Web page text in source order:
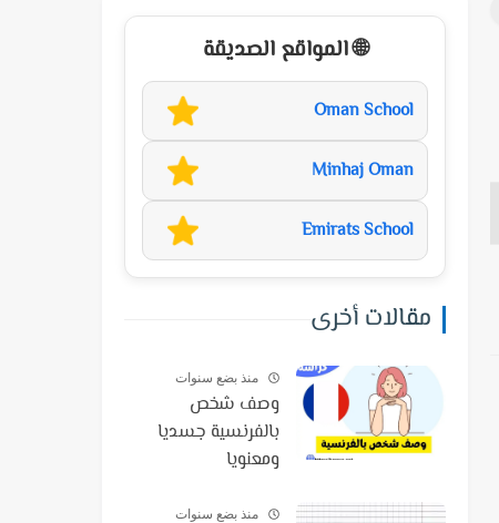
🌐 المواقع الصديقة
Oman School
Minhaj Oman
Emirats School
مقالات أخرى
منذ بضع سنوات
وصف شخص
بالفرنسية جسديا
ومعنويا
منذ بضع سنوات